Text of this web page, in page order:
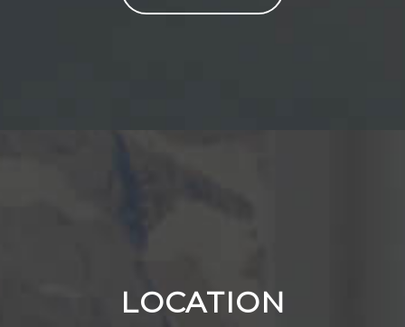
LOCATION